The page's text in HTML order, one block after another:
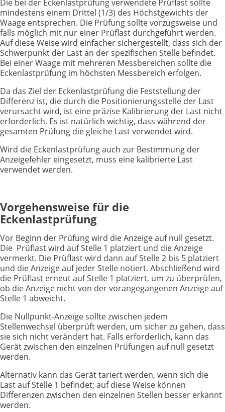
Die bei der Eckenlastprüfung verwendete Prüflast sollte
mindestens einem Drittel (1/3) des Höchstgewichts der
Waage entsprechen. Die Prüfung sollte vorzugsweise und
falls möglich mit nur einer Prüflast durchgeführt werden.
Auf diese Weise wird einfacher sichergestellt, dass sich der
Schwerpunkt der Last an der spezifischen Stelle befindet.
Bei einer Waage mit mehreren Messbereichen sollte die
Eckenlastprüfung im höchsten Messbereich erfolgen.
Da das Ziel der Eckenlastprüfung die Feststellung der
Differenz ist, die durch die Positionierungsstelle der Last
verursacht wird, ist eine präzise Kalibrierung der Last nicht
erforderlich. Es ist natürlich wichtig, dass während der
gesamten Prüfung die gleiche Last verwendet wird.
Wird die Eckenlastprüfung auch zur Bestimmung der
Anzeigefehler eingesetzt, muss eine kalibrierte Last
verwendet werden.
Vorgehensweise für die
Eckenlastprüfung
Vor Beginn der Prüfung wird die Anzeige auf null gesetzt.
Die Prüflast wird auf Stelle 1 platziert und die Anzeige
vermerkt. Die Prüflast wird dann auf Stelle 2 bis 5 platziert
und die Anzeige auf jeder Stelle notiert. Abschließend wird
die Prüflast erneut auf Stelle 1 platziert, um zu überprüfen,
ob die Anzeige nicht von der vorangegangenen Anzeige auf
Stelle 1 abweicht.
Die Nullpunkt-Anzeige sollte zwischen jedem
Stellenwechsel überprüft werden, um sicher zu gehen, dass
sie sich nicht verändert hat. Falls erforderlich, kann das
Gerät zwischen den einzelnen Prüfungen auf null gesetzt
werden.
Alternativ kann das Gerät tariert werden, wenn sich die
Last auf Stelle 1 befindet; auf diese Weise können
Differenzen zwischen den einzelnen Stellen besser erkannt
werden.